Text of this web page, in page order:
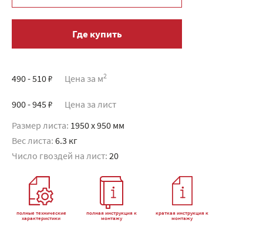
Где купить
490 - 510 ₽ Цена за м2
900 - 945 ₽ Цена за лист
Размер листа: 1950 x 950 мм
Вес листа: 6.3 кг
Число гвоздей на лист: 20
полные технические
характеристики
полная инструкция к
монтажу
краткая инструкция к
монтажу